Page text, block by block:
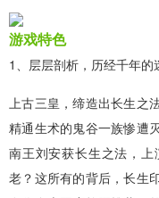
游戏特色
1、层层剖析，历经千年
上古三皇，缔造出长生之
精通生术的鬼谷一族惨遭
南王刘安获长生之法，
老？这所有的背后，长生